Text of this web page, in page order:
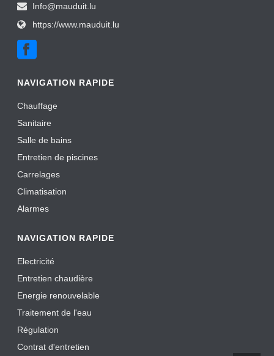
Info@mauduit.lu
https://www.mauduit.lu
NAVIGATION RAPIDE
Chauffage
Sanitaire
Salle de bains
Entretien de piscines
Carrelages
Climatisation
Alarmes
NAVIGATION RAPIDE
Electricité
Entretien chaudière
Energie renouvelable
Traitement de l'eau
Régulation
Contrat d'entretien